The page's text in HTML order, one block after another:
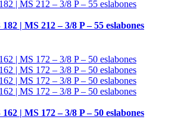
| MS 212 – 3/8 P – 55 eslabones
| MS 172 – 3/8 P – 50 eslabones